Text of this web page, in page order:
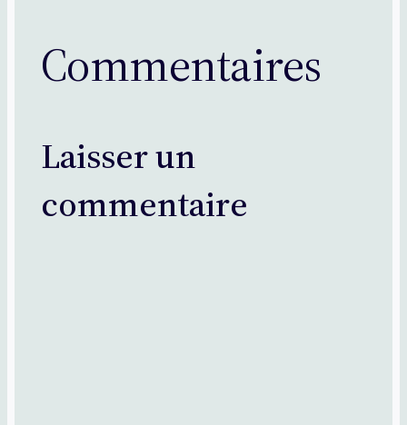
Commentaires
Laisser un
commentaire